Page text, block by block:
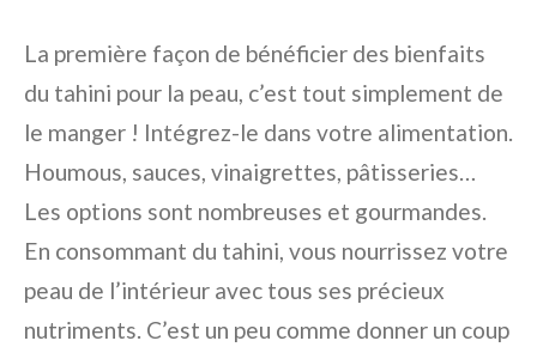
La première façon de bénéficier des bienfaits
du tahini pour la peau, c’est tout simplement de
le manger ! Intégrez-le dans votre alimentation.
Houmous, sauces, vinaigrettes, pâtisseries…
Les options sont nombreuses et gourmandes.
En consommant du tahini, vous nourrissez votre
peau de l’intérieur avec tous ses précieux
nutriments. C’est un peu comme donner un coup